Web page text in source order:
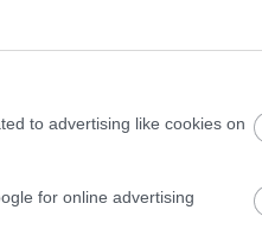
to advertising like cookies on
for online advertising